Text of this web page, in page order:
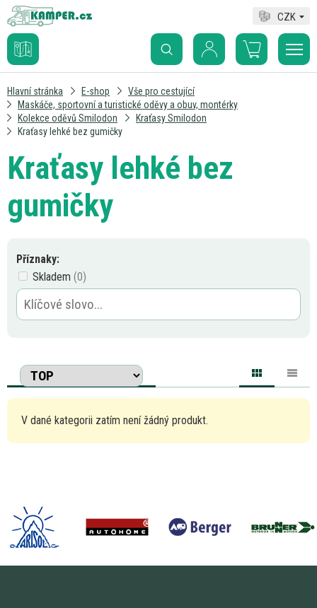
CZK
Hlavní stránka E-shop
Vše pro cestující
Maskáče, sportovní a turistické oděvy a obuv, montérky
Kolekce oděvů Smilodon
Kraťasy Smilodon
Kraťasy lehké bez gumičky
Kraťasy lehké bez
gumičky
Příznaky:
Skladem
V dané kategorii zatím není žádný produkt.